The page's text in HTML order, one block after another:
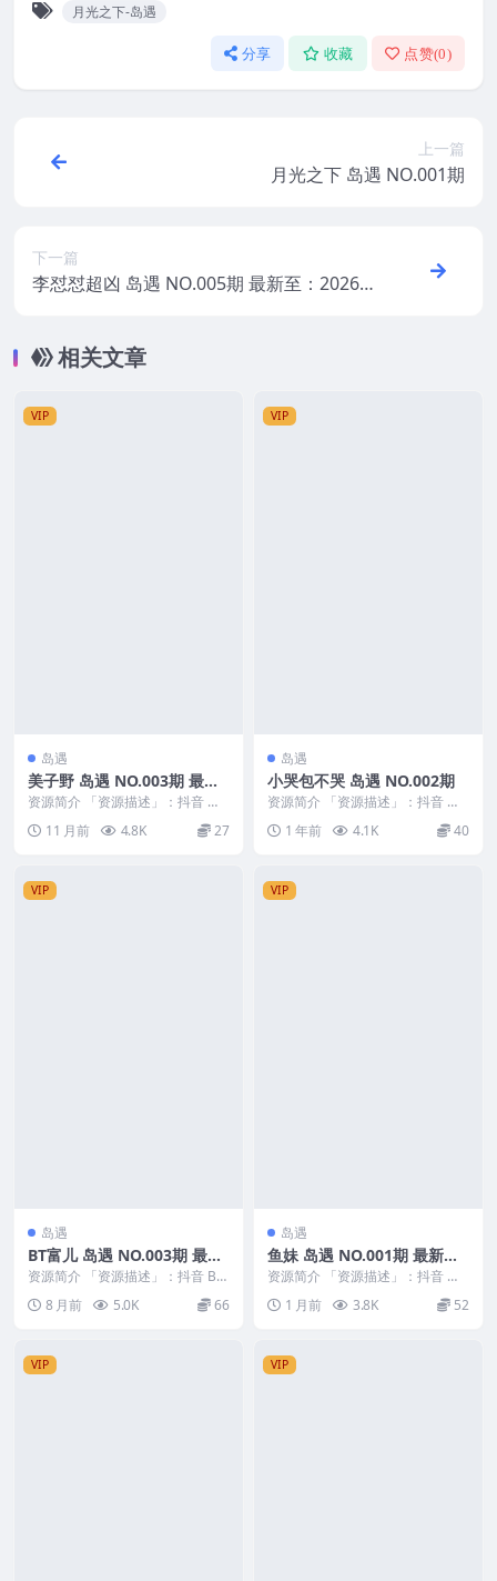
月光之下-岛遇
分享 收藏 点赞(0)
上一篇
月光之下 岛遇 NO.001期
下一篇
李怼怼超凶 岛遇 NO.005期 最新至：2026.
相关文章
VIP
岛遇
美子野 岛遇 NO.003期 最新
至：2025.8.25
资源简介 「资源描述」：抖音 美
子野 岛遇 NO.003期 【31P】最新
至：2...
11 月前 4.8K 27
VIP
岛遇
小哭包不哭 岛遇 NO.002期
资源简介 「资源描述」：抖音 小
哭包不哭 岛遇 NO.002期 【18P2
V】 ...1 年前 4.1K 40
VIP
岛遇
BT富儿 岛遇 NO.003期 最新
至：2025.12.02
资源简介 「资源描述」：抖音 BT
富儿 岛遇 NO.003期 【8P1V】最
新至...8 月前 5.0K 66
VIP
岛遇
鱼妹 岛遇 NO.001期 最新
至：2025.6.25
资源简介 「资源描述」：抖音 鱼
妹 岛遇 NO.001期 【3P34V】最新
至：...1 月前 3.8K 52
VIP VIP